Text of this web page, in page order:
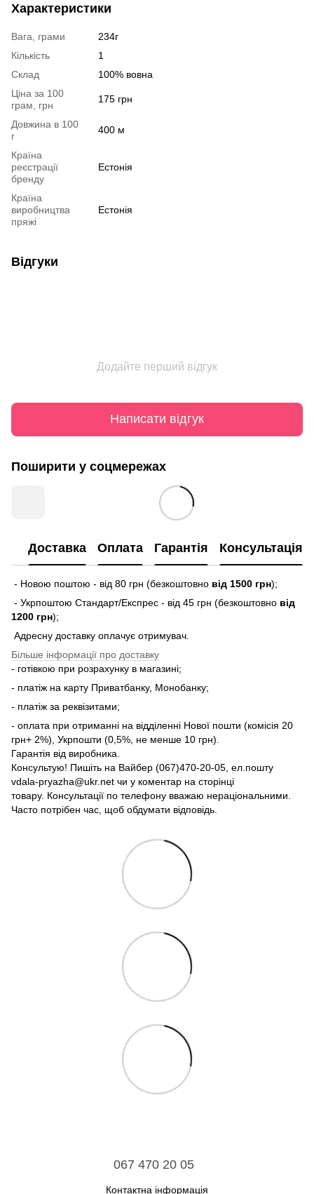
Характеристики
Вага, грами
234г
Кількість
1
Склад
100% вовна
Ціна за 100
грам, грн
175 грн
Довжина в 100
г
400 м
Країна
реєстрації
бренду
Естонія
Країна
виробництва
пряжі
Естонія
Відгуки
Додайте перший відгук
Написати відгук
Поширити у соцмережах
Доставка Оплата Гарантія Консультація
- Новою поштою - від 80 грн (безкоштовно від 1500 грн);
- Укрпоштою Стандарт/Експрес - від 45 грн (безкоштовно від
1200 грн);
Адресну доставку оплачує отримувач.
Більше інформації про доставку
- готівкою при розрахунку в магазині;
- платіж на карту Приватбанку, Монобанку;
- платіж за реквізитами;
- оплата при отриманні на відділенні Нової пошти (комісія 20
грн+ 2%), Укрпошти (0,5%, не менше 10 грн).
Гарантія від виробника.
Консультую! Пишіть на Вайбер (067)470-20-05, ел.пошту
vdala-pryazha@ukr.net чи у коментар на сторінці
товару. Консультації по телефону вважаю нераціональними.
Часто потрібен час, щоб обдумати відповідь.
067 470 20 05
Контактна інформація